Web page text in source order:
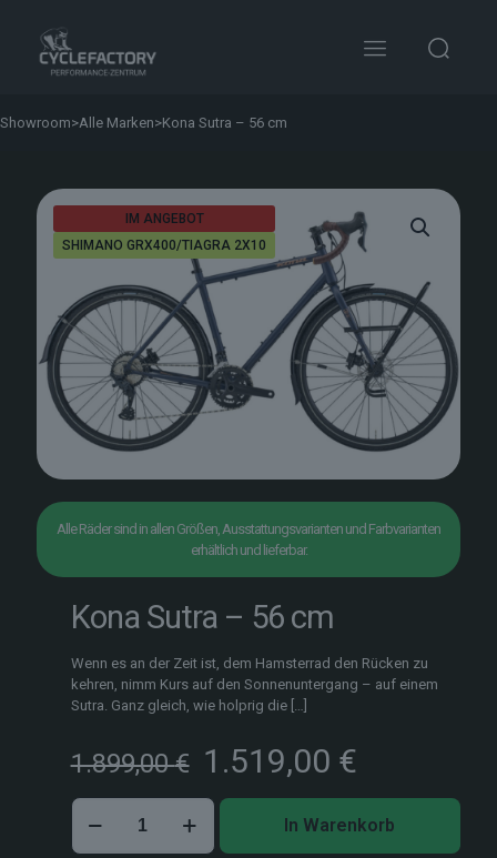
Showroom>Alle Marken>Kona Sutra – 56 cm
IM ANGEBOT
SHIMANO GRX400/TIAGRA 2X10
Alle Räder sind in allen Größen, Ausstattungsvarianten und Farbvarianten
erhältlich und lieferbar.
Kona Sutra – 56 cm
Wenn es an der Zeit ist, dem Hamsterrad den Rücken zu
kehren, nimm Kurs auf den Sonnenuntergang – auf einem
Sutra. Ganz gleich, wie holprig die[…]
1.899,00€ Ursprünglicher
Preis
war:
1.899,00 €
1.519,00 €Aktueller
Preis
ist:
1.519,00
Kona
Sutra
–
In Warenkorb